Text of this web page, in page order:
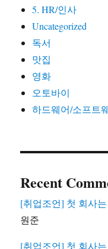
5. HR/인사
Uncategorized
독서
맛집
영화
오토바이
하드웨어/소프트
Recent
[취업조언] 첫 회사
원준
[취업조언] 첫 회사